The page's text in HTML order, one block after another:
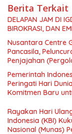
Berita Terkait
DELAPAN JAM DI
BIROKRASI, DAN
Nusantara Centre
Pancasila,
Penjajahan
Simposium
Nasional dan
Menuju Indonesia
Pemerintah
Peringati Hari
Komitmen Baru
Rayakan Hari
Indonesia (KBI)
Nasional (Munas)